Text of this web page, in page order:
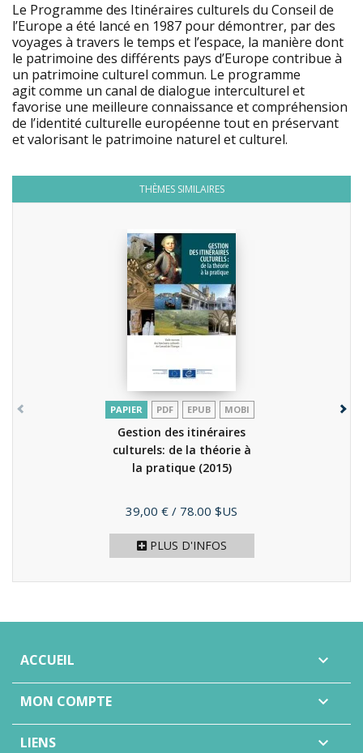
Le Programme des Itinéraires culturels du Conseil de
l’Europe a été lancé en 1987 pour démontrer, par des
voyages à travers le temps et l’espace, la manière dont
le patrimoine des différents pays d’Europe contribue à
un patrimoine culturel commun. Le programme
agit comme un canal de dialogue interculturel et
favorise une meilleure connaissance et compréhension
de l’identité culturelle européenne tout en préservant
et valorisant le patrimoine naturel et culturel.
THÈMES SIMILAIRES
PAPIER PDF EPUB MOBI
Gestion des itinéraires
culturels: de la théorie à
la pratique (2015)
Prix
39,00 € / 78.00 $US
PLUS D'INFOS
ACCUEIL 
MON COMPTE 
LIENS 